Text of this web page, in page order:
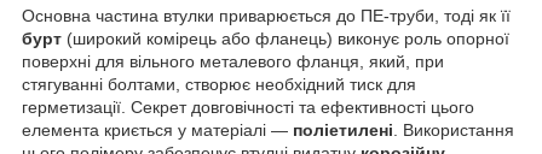
Основна частина втулки приварюється до ПЕ-труби, тоді як її
бурт (широкий комірець або фланець) виконує роль опорної
поверхні для вільного металевого фланця, який, при
стягуванні болтами, створює необхідний тиск для
герметизації. Секрет довговічності та ефективності цього
елемента криється у матеріалі — поліетилені . Використання